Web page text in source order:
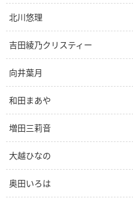
北川悠理
吉田綾乃クリスティー
向井葉月
和田まあや
増田三莉音
大越ひなの
奥田いろは